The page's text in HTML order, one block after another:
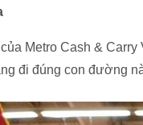
Metro Cash &
đi đúng con đường